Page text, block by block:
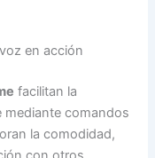
en acción
facilitan la
mediante comandos
la comodidad,